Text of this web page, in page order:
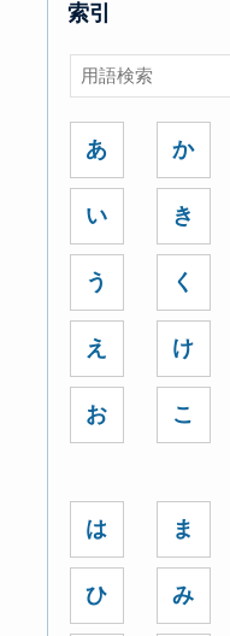
索引
あ
い
う
え
お
か
き
く
け
こ
は
ひ
ま
み